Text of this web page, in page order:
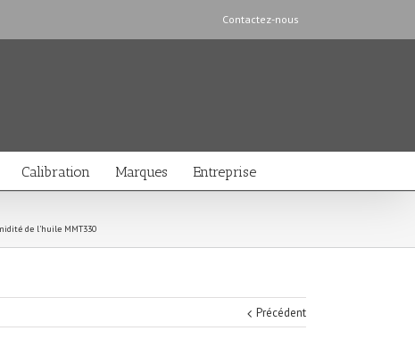
Contactez-nous
Calibration Marques Entreprise
de l’huile MMT330
Précédent